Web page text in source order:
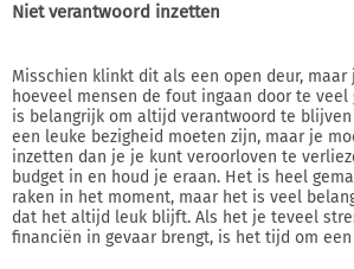
Niet verantwoord inzetten
Misschien klinkt dit als een open deur, maar
hoeveel mensen de fout ingaan door te
is belangrijk om altijd verantwoord te blijven
een leuke bezigheid moeten zijn, maar je
inzetten dan je je kunt veroorloven te
budget in en houd je eraan. Het is heel
raken in het moment, maar het is veel
dat het altijd leuk blijft. Als het je teveel
financiën in gevaar brengt, is het tijd om